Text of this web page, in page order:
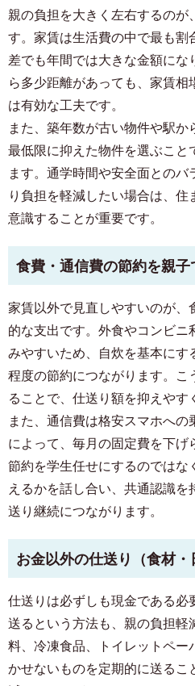
親の負担を大きく左右するのが
す。家賃は生活費の中で最も割
差でも年間では大きな金額にな
ら多少距離があっても、家賃相
は有効な工夫です。
また、築年数が古い物件や駅か
最低限に抑えた物件を選ぶこと
ます。通学時間や安全面とのバ
り負担を軽減したい場合は、住
意識することが重要です。
食費・通信費の節約を親子
家賃以外で見直しやすいのが、
的な支出です。外食やコンビニ
みやすいため、自炊を基本にす
程度の節約につながります。こ
ることで、仕送り額を抑えやす
また、通信費は格安スマホへの
によって、毎月の固定費を下げ
節約を学生任せにするのではな
えるかを話し合い、共通認識
送り継続につながります。
お金以外の仕送り（食材
仕送りは必ずしも現金である必
送るという方法も、親の負担軽
料、冷凍食品、トイレットペー
かせないものを定期的に送るこ